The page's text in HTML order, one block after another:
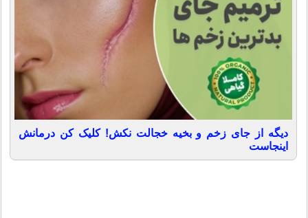
دیگه از جای زخم و بخیه خجالت نکش! کلیک کن درمانش
اینجاست